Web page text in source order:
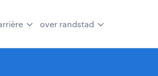
over randstad